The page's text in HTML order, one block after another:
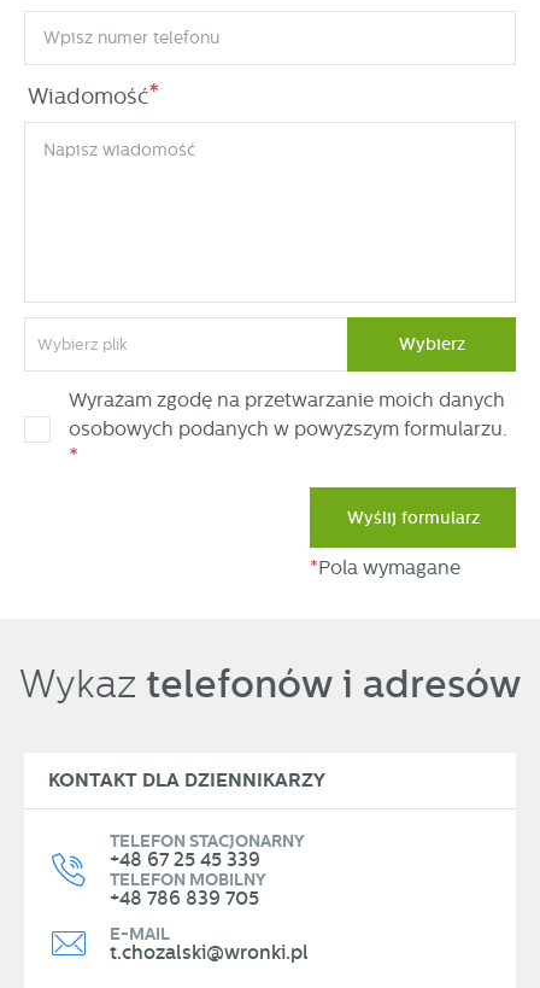
Wiadomość*
Wybierz plik Wybierz
Wyrażam zgodę na przetwarzanie moich danych
osobowych podanych w powyższym formularzu.
*
Wyślij formularz
*Pola wymagane
Wykaz telefonów i adresów
KONTAKT DLA DZIENNIKARZY
TELEFON STACJONARNY
+48 67 25 45 339
TELEFON MOBILNY
+48 786 839 705
E-MAIL
t.chozalski@wronki.pl